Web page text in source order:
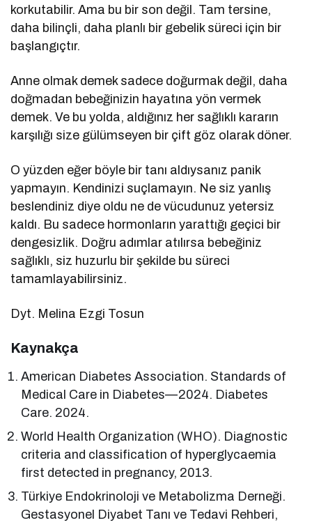
korkutabilir. Ama bu bir son değil. Tam tersine,
daha bilinçli, daha planlı bir gebelik süreci için bir
başlangıçtır.
Anne olmak demek sadece doğurmak değil, daha
doğmadan bebeğinizin hayatına yön vermek
demek. Ve bu yolda, aldığınız her sağlıklı kararın
karşılığı size gülümseyen bir çift göz olarak döner.
O yüzden eğer böyle bir tanı aldıysanız panik
yapmayın. Kendinizi suçlamayın. Ne siz yanlış
beslendiniz diye oldu ne de vücudunuz yetersiz
kaldı. Bu sadece hormonların yarattığı geçici bir
dengesizlik. Doğru adımlar atılırsa bebeğiniz
sağlıklı, siz huzurlu bir şekilde bu süreci
tamamlayabilirsiniz.
Dyt. Melina Ezgi Tosun
Kaynakça
American Diabetes Association. Standards of
Medical Care in Diabetes—2024. Diabetes
Care. 2024.
World Health Organization (WHO). Diagnostic
criteria and classification of hyperglycaemia
first detected in pregnancy, 2013.
Türkiye Endokrinoloji ve Metabolizma Derneği.
Gestasyonel Diyabet Tanı ve Tedavi Rehberi,